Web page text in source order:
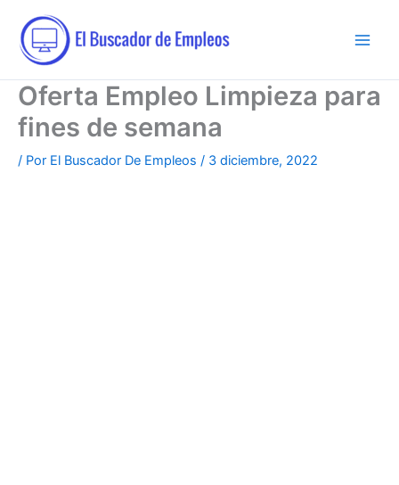
contenido
Oferta Empleo Limpieza para
fines de semana
/ Por El Buscador De Empleos / 3 diciembre, 2022